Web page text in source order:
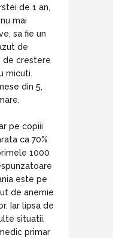
de 1 an,
mai
sa fie un
de
de crestere
micuti.
din 5,
pe copiii
ca 70%
1000
este pe
de anemie
Iar lipsa de
situatii.
primar